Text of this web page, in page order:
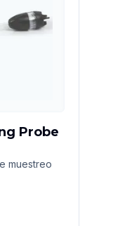
Probe
muestreo